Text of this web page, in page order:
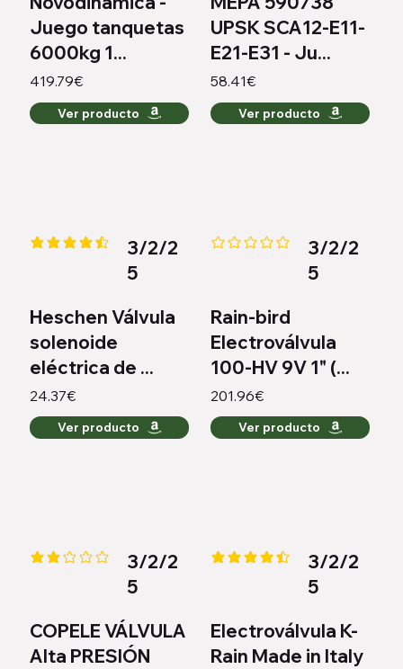
Juego tanquetas
6000kg 1...
419.79€
Ver producto
UPSK SCA12-E11-
E21-E31 - Ju...
58.41€
Ver producto
la calificación promedio es 4.3 de 5
3/2/2
5
Heschen Válvula
solenoide
eléctrica de ...
24.37€
Ver producto
Aún no hay calificaciones
3/2/2
5
Rain-bird
Electroválvula
100-HV 9V 1" (...
201.96€
Ver producto
la calificación promedio es 2 de 5
3/2/2
5
COPELE VÁLVULA
Alta PRESIÓN
la calificación promedio es 4.4
3/2/2
5
Electroválvula K-
Rain Made in Italy